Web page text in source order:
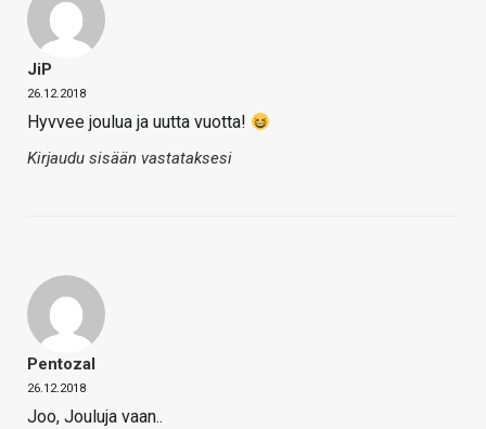
JiP
26.12.2018
Hyvvee joulua ja uutta vuotta!
Kirjaudu sisään vastataksesi
Pentozal
26.12.2018
Joo, Jouluja vaan..